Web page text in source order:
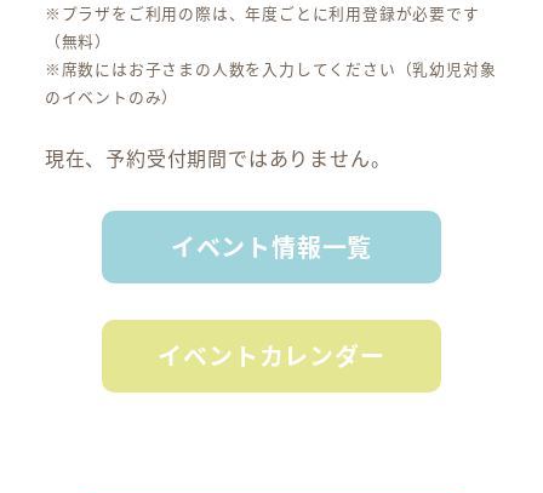
※プラザをご利用の際は、年度ごとに利用登録が必要です
（無料）
※席数にはお子さまの人数を入力してください（乳幼児対象
のイベントのみ）
現在、予約受付期間ではありません。
イベント情報一覧
イベントカレンダー